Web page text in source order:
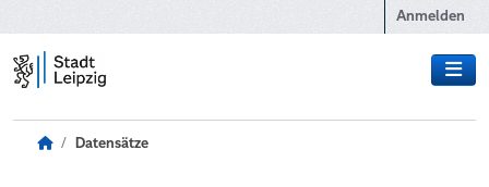
Anmelden
Datensätze